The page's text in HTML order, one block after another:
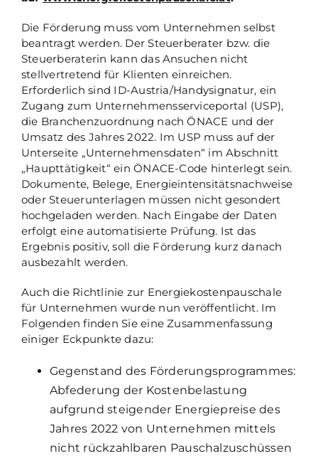
Die Förderung muss vom Unternehmen selbst
beantragt werden. Der Steuerberater bzw. die
Steuerberaterin kann das Ansuchen nicht
stellvertretend für Klienten einreichen.
Erforderlich sind ID-Austria/Handysignatur, ein
Zugang zum Unternehmensserviceportal (USP),
die Branchenzuordnung nach ÖNACE und der
Umsatz des Jahres 2022. Im USP muss auf der
Unterseite „Unternehmensdaten“ im Abschnitt
„Haupttätigkeit“ ein ÖNACE-Code hinterlegt sein.
Dokumente, Belege, Energieintensitätsnachweise
oder Steuerunterlagen müssen nicht gesondert
hochgeladen werden. Nach Eingabe der Daten
erfolgt eine automatisierte Prüfung. Ist das
Ergebnis positiv, soll die Förderung kurz danach
ausbezahlt werden.
Auch die Richtlinie zur Energiekostenpauschale
für Unternehmen wurde nun veröffentlicht. Im
Folgenden finden Sie eine Zusammenfassung
einiger Eckpunkte dazu:
Gegenstand des Förderungsprogrammes:
Abfederung der Kostenbelastung
aufgrund steigender Energiepreise des
Jahres 2022 von Unternehmen mittels
nicht rückzahlbaren Pauschalzuschüssen